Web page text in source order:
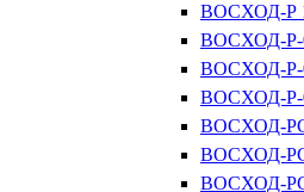
ВОСХОД-Р
ВОСХОД-Р-
ВОСХОД-Р-
ВОСХОД-Р-
ВОСХОД-
ВОСХОД-
ВОСХОД-